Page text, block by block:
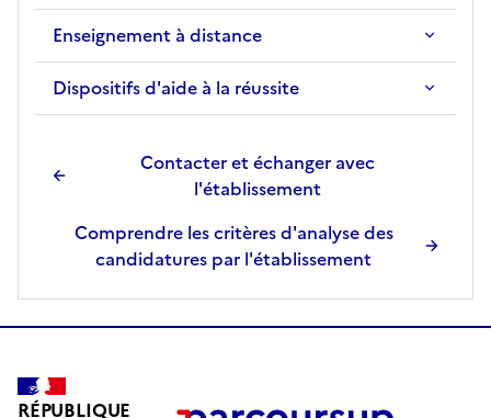
n
é
e
t
o
n
é
e
Enseignement à distance
Dispositifs d'aide à la réussite
Contacter et échanger avec
l'établissement
Comprendre les critères d'analyse des
candidatures par l'établissement
RÉPUBLIQUE